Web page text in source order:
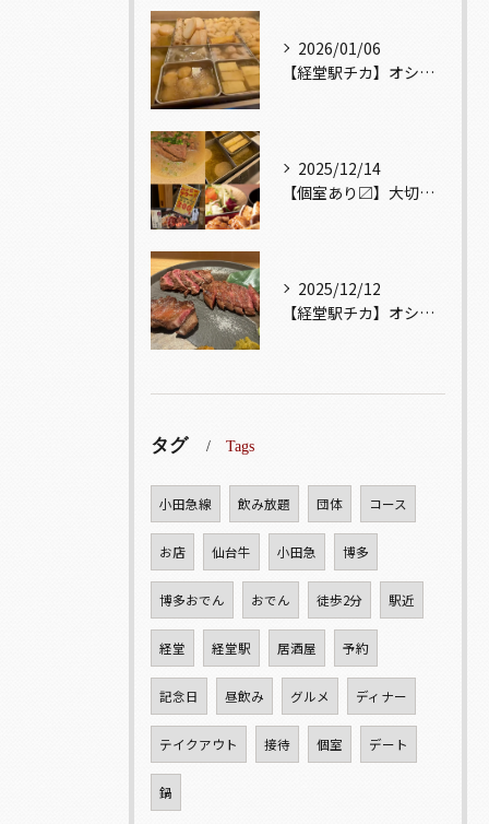
2026/01/06
【経堂駅チカ】オシャレ居酒屋🏮出汁が美味しいおでんがオススメ...
2025/12/14
【個室あり〼】大切な記念日、お祝い事でのご来店ぜひお待ちして...
2025/12/12
【経堂駅チカ】オシャレ居酒屋🏮自慢のお肉が楽しめる🐃お得なコ...
タグ Tags
小田急線 飲み放題 団体 コース
お店 仙台牛 小田急 博多
博多おでん おでん 徒歩2分 駅近
経堂 経堂駅 居酒屋 予約
記念日 昼飲み グルメ ディナー
テイクアウト 接待 個室 デート
鍋